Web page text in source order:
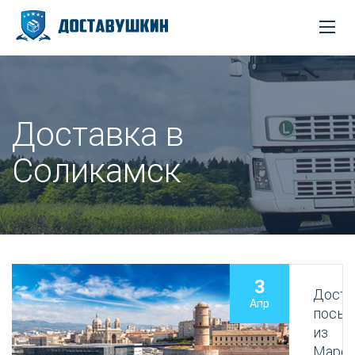
Доставка в
Соликамск
3
Апр
из